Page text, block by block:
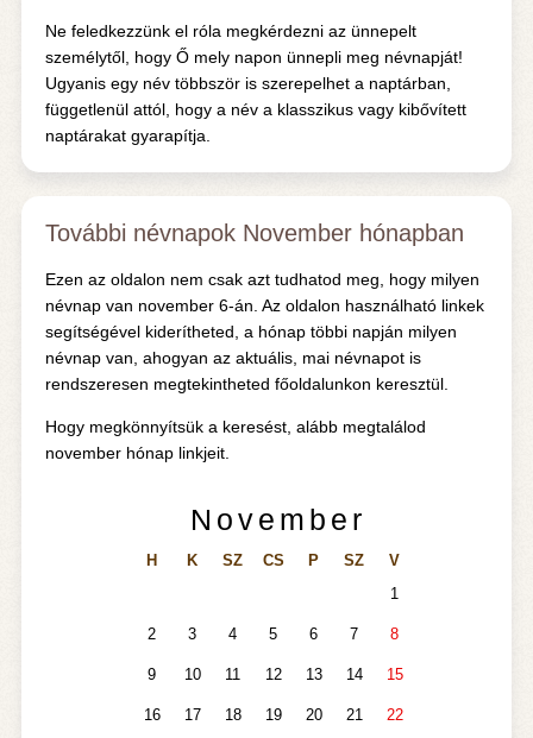
Ne feledkezzünk el róla megkérdezni az ünnepelt
személytől, hogy Ő mely napon ünnepli meg névnapját!
Ugyanis egy név többször is szerepelhet a naptárban,
függetlenül attól, hogy a név a klasszikus vagy kibővített
naptárakat gyarapítja.
További névnapok November hónapban
Ezen az oldalon nem csak azt tudhatod meg, hogy milyen
névnap van november 6-án. Az oldalon használható linkek
segítségével kiderítheted, a hónap többi napján milyen
névnap van, ahogyan az aktuális, mai névnapot is
rendszeresen megtekintheted főoldalunkon keresztül.
Hogy megkönnyítsük a keresést, alább megtalálod
november hónap linkjeit.
November
H K SZ CS P SZ
V
1
2 3 4 5 6 7 8
9 10 11 12 13 14 15
16 17 18 19 20 21 22